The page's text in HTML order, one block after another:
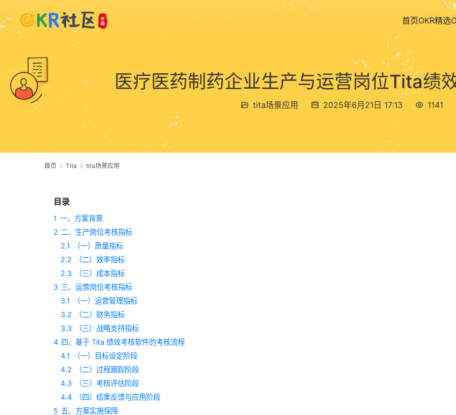
首页OKR精选
医疗医药制药企业生产与运营岗位Tita绩
tita场景应用 2025年6月21日 17:13 1141
首页 Tita tita场景应用
目录
1 一、方案背景
2 二、生产岗位考核指标
2.1
（一）质量指标
2.2
（二）效率指标
2.3
（三）成本指标
3 三、运营岗位考核指标
3.1
（一）运营管理指标
3.2
（二）财务指标
3.3
（三）战略支持指标
4 四、基于 Tita 绩效考核软件的考核流程
4.1
（一）目标设定阶段
4.2
（二）过程跟踪阶段
4.3
（三）考核评估阶段
4.4
（四）结果反馈与应用阶段
5 五、方案实施保障